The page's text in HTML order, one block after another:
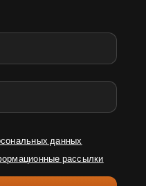
данных
рассылки